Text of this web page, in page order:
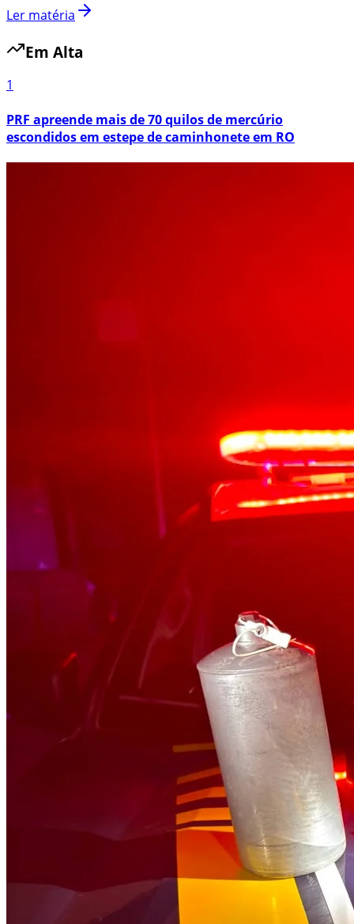
Ler matéria
Em Alta
1
PRF apreende mais de 70 quilos de mercúrio
escondidos em estepe de caminhonete em RO